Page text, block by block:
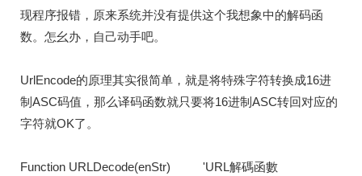
现程序报错，原来系统并没有提供这个我想象中的解码函
数。怎幺办，自己动手吧。
UrlEncode的原理其实很简单，就是将特殊字符转换成16进
制ASC码值，那么译码函数就只要将16进制ASC转回对应的
字符就OK了。
Function URLDecode(enStr) 'URL解碼函數